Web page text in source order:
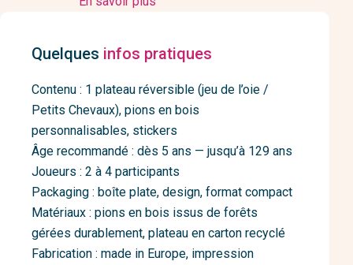
Quelques infos pratiques
Contenu : 1 plateau réversible (jeu de l’oie /
Petits Chevaux), pions en bois
personnalisables, stickers
Âge recommandé : dès 5 ans — jusqu’à 129 ans
Joueurs : 2 à 4 participants
Packaging : boîte plate, design, format compact
Matériaux : pions en bois issus de forêts
gérées durablement, plateau en carton recyclé
Fabrication : made in Europe, impression